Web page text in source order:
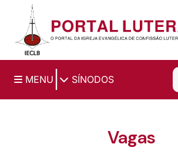
Ir para o conteúdo principal
MENU SÍNODOS
Vagas